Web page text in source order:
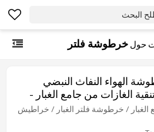
البحث
حولخرطوشة فلتر
الهواء النفاث النبضي
الغازات من جامع الغبار -
/ خرطوشة فلتر الغبار / خراطيش